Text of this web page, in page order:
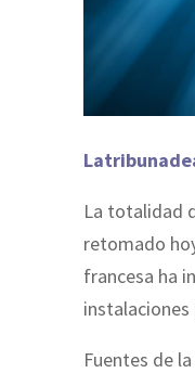
La totalidad
retomado
francesa ha
Fuentes de